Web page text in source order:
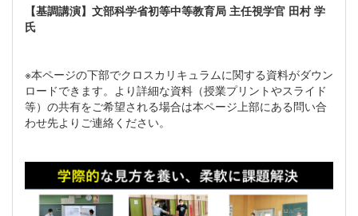
【基調講演】文部科学省初等中等教育局 主任視学官 田村 学
氏
※本ページの下部でクロスカリキュラムに関する資料がダウン
ロードできます。より詳細な資料（授業プリントやスライド
等）の共有をご希望される場合は本ページ上部にある問い合
わせ先よりご連絡ください。